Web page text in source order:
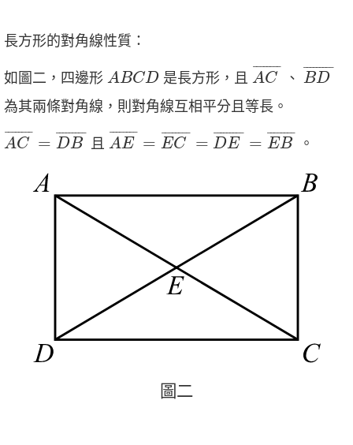
長方形的對角線性質：
如圖二，四邊形 ABCD
A BCD 是長方形，且
¯¯¯¯¯¯¯¯
AC
AC¯
、
¯¯¯¯¯¯¯¯¯
BD
BD¯
為其兩條對角線，則對角線互相平分且等長。
¯¯¯¯¯¯¯¯
AC = ¯¯¯¯¯¯¯¯¯
DB
AC¯ DB¯
且
¯¯¯¯¯¯¯¯
AE = ¯¯¯¯¯¯¯¯
EC = ¯¯¯¯¯¯¯¯¯
DE = ¯¯¯¯¯¯¯¯
EB
AE¯ C¯= E¯=EB
。
圖二
圖二